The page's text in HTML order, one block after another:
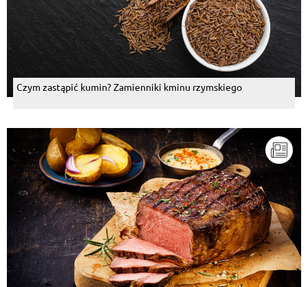
Czym zastąpić kumin? Zamienniki kminu rzymskiego